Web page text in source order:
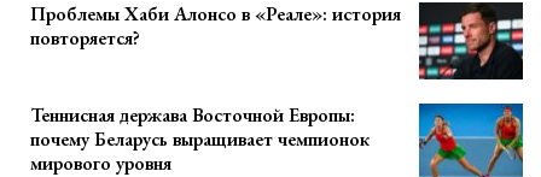
Проблемы Хаби Алонсо в «Реале»: история
повторяется?
Теннисная держава Восточной Европы:
почему Беларусь выращивает чемпионок
мирового уровня